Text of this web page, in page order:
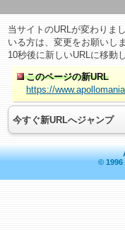
当サイトのURLが変わりま
いる方は、変更をお願いしま
10秒後に新しいURLに移動
このページの新URL
https://
今すぐ新URLへジャンプ
© 1996